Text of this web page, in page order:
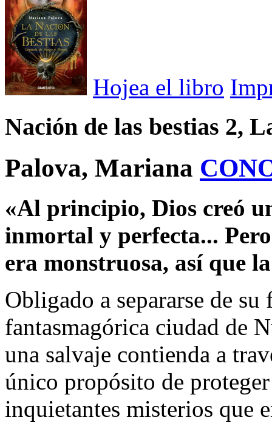
Hojea el libro
Nación de las bestias 2,
Palova, Mariana
«Al principio, Dios creó
inmortal y perfecta...
era monstruosa, así que
Obligado a separarse de
fantasmagórica ciudad de
una salvaje contienda a
único propósito de
inquietantes misterios que